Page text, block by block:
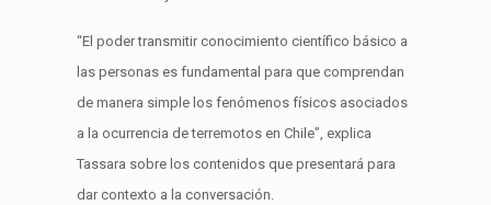
“El poder transmitir conocimiento científico básico a
las personas es fundamental para que comprendan
de manera simple los fenómenos físicos asociados
a la ocurrencia de terremotos en Chile”, explica
Tassara sobre los contenidos que presentará para
dar contexto a la conversación.